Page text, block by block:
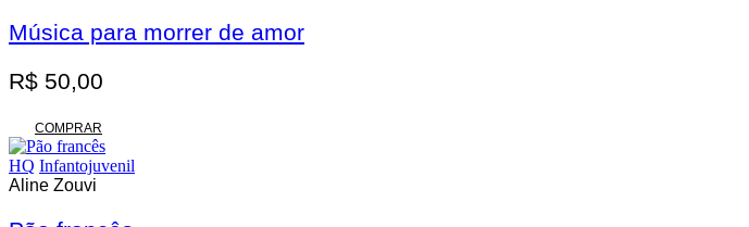
Música para morrer de amor
R$ 50,00
COMPRAR
HQ Infantojuvenil
Aline Zouvi